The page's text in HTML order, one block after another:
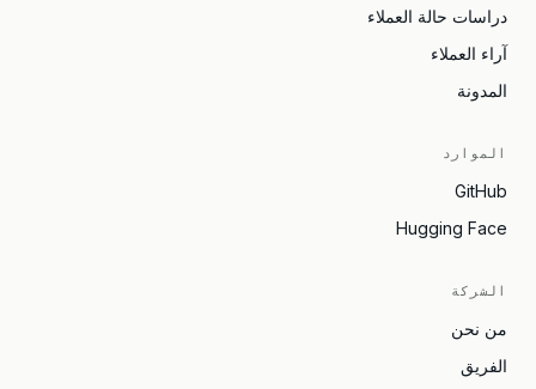
دراسات حالة العملاء
آراء العملاء
المدونة
الموارد
GitHub
Hugging Face
الشركة
من نحن
الفريق